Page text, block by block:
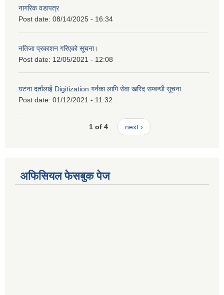
नागरिक वडापत्र
Post date: 08/14/2025 - 16:34
नतिजा प्रकाशन गरिएको सूचना।
Post date: 12/05/2021 - 12:08
घटना दर्तालाई Digitization गर्नका लागि सेवा खरिद सम्बन्धी सूचना
Post date: 01/12/2021 - 11:32
1 of 4 next ›
अफिसियल फेसबुक पेज